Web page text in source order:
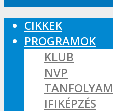
CIKKEK
PROGRAMOK
KLUB
NVP
TANFOLYAM
IFIKÉPZÉS